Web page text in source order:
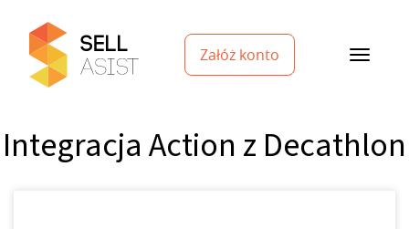
Załóż konto
Integracja Action z Decathlon